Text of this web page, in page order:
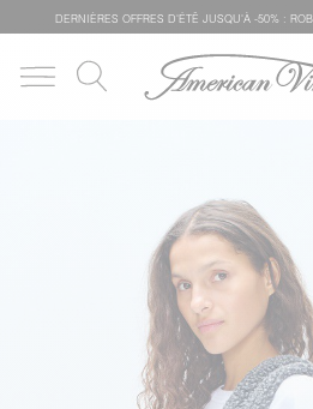
DERNIÈRES OFFRES D'ÉTÊ JUSQU'À -50% :